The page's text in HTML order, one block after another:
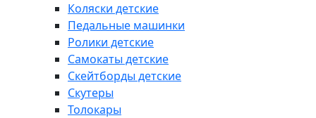
Коляски детские
Педальные машинки
Ролики детские
Самокаты детские
Скейтборды детские
Скутеры
Толокары